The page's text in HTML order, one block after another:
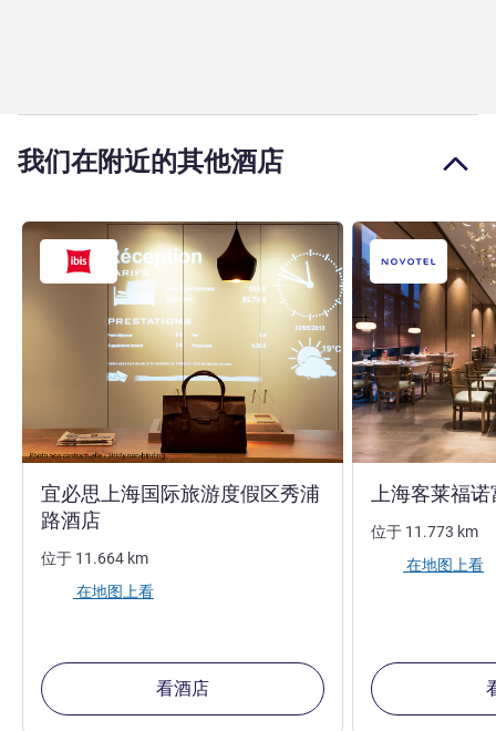
我们在附近的其他酒店
宜必思上海国际旅游度假区秀浦
路酒店
位于 11.664 km
在地图上看
看酒店
上海客莱福
位于 11.773 km
在地图上看